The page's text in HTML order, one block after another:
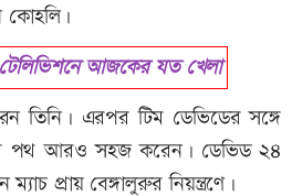
কোহলি।
আজকের যত খেলা
তিনি। এরপর টিম ডেভিডের সঙ্গে
পথ আরও সহজ করেন। ডেভিড ২৪
প্রায় বেঙ্গালুরুর নিয়ন্ত্রণে।